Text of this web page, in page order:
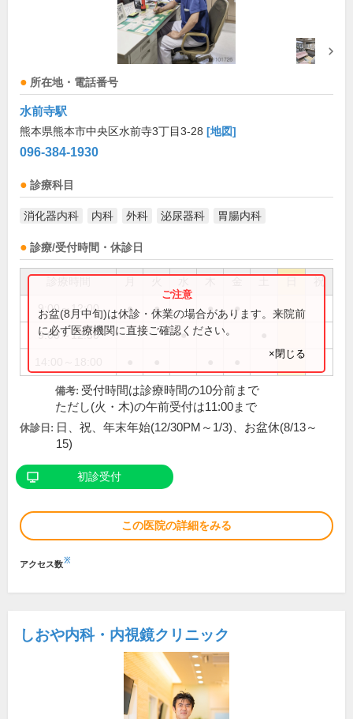
所在地・電話番号
水前寺駅
熊本県熊本市中央区水前寺3丁目3-28 [地図]
096-384-1930
診療科目
消化器内科 内科 外科 泌尿器科 胃腸内科
診療/受付時間・休診日
祝
9:00～12:00 ● ● ● ●
9:00～12:30 ●
お盆(8月中旬)は休診・休業の場合があります。来院前
に必ず医療機関に直接ご確認ください。
×閉じる
備考: 受付時間は診療時間の10分前まで
ただし(火・木)の午前受付は11:00まで
休診日: 日、祝、年末年始(12/30PM～1/3)、お盆休(8/13～
15)
初診受付
この医院の詳細をみる
アクセス数※
しおや内科・内視鏡クリニック